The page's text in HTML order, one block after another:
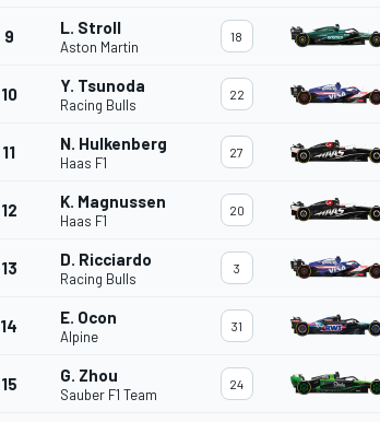
9 L. Stroll
Aston Martin
18
10 Y. Tsunoda
Racing Bulls
22
11 N. Hulkenberg
Haas F1
27
12 K. Magnussen
Haas F1
20
13 D. Ricciardo
Racing Bulls
3
14 E. Ocon
Alpine
31
15 G. Zhou
Sauber F1 Team
24